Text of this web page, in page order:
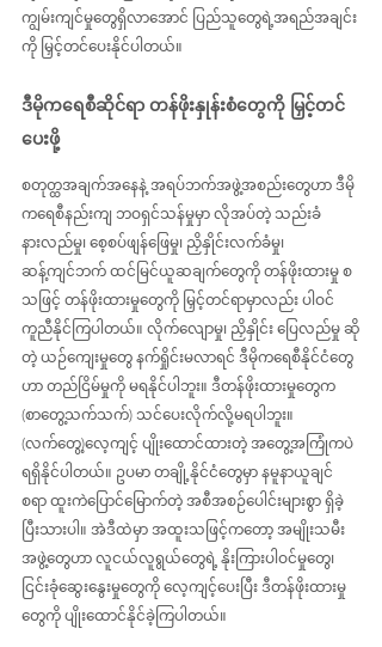
ကျွမ်းကျင်မှုတွေရှိလာအောင် ပြည်သူတွေရဲ့အရည်အချင်း
ကို မြှင့်တင်ပေးနိုင်ပါတယ်။
ဒီမိုကရေစီဆိုင်ရာ တန်ဖိုးနှုန်းစံတွေကို မြှင့်တင်
ပေးဖို့
စတုတ္ထအချက်အနေနဲ့ အရပ်ဘက်အဖွဲ့အစည်းတွေဟာ ဒီမို
ကရေစီနည်းကျ ဘဝရှင်သန်မှုမှာ လိုအပ်တဲ့ သည်းခံ
နားလည်မှု၊ စေ့စပ်ဖျန်ဖြေမှု၊ ညှိနှိုင်းလက်ခံမှု၊
ဆန့်ကျင်ဘက် ထင်မြင်ယူဆချက်တွေကို တန်ဖိုးထားမှု စ
သဖြင့် တန်ဖိုးထားမှုတွေကို မြှင့်တင်ရာမှာလည်း ပါဝင်
ကူညီနိုင်ကြပါတယ်။ လိုက်လျောမှု၊ ညှိနှိုင်း ပြေလည်မှု ဆို
တဲ့ ယဉ်ကျေးမှုတွေ နက်ရှိုင်းမလာရင် ဒီမိုကရေစီနိုင်ငံတွေ
ဟာ တည်ငြိမ်မှုကို မရနိုင်ပါဘူး။ ဒီတန်ဖိုးထားမှုတွေက
(စာတွေ့သက်သက်) သင်ပေးလိုက်လို့မရပါဘူး။
(လက်တွေ့)လေ့ကျင့် ပျိုးထောင်ထားတဲ့ အတွေ့အကြုံကပဲ
ရရှိနိုင်ပါတယ်။ ဥပမာ တချို့နိုင်ငံတွေမှာ နမူနာယူချင်
စရာ ထူးကဲပြောင်မြောက်တဲ့ အစီအစဉ်ပေါင်းများစွာ ရှိခဲ့
ပြီးသားပါ။ အဲဒီထဲမှာ အထူးသဖြင့်ကတော့ အမျိုးသမီး
အဖွဲ့တွေဟာ လူငယ်လူရွယ်တွေရဲ့ နိုးကြားပါဝင်မှုတွေ၊
ငြင်းခုံဆွေးနွေးမှုတွေကို လေ့ကျင့်ပေးပြီး ဒီတန်ဖိုးထားမှု
တွေကို ပျိုးထောင်နိုင်ခဲ့ကြပါတယ်။